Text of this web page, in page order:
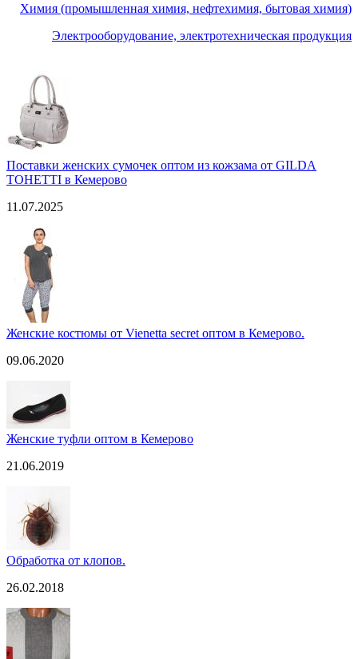
Химия (промышленная химия, нефтехимия, бытовая химия)
Электрооборудование, электротехническая продукция
Поставки женских сумочек оптом из кожзама от GILDA
TOHETTI в Кемерово
11.07.2025
Женские костюмы от Vienetta secret оптом в Кемерово.
09.06.2020
Женские туфли оптом в Кемерово
21.06.2019
Обработка от клопов.
26.02.2018